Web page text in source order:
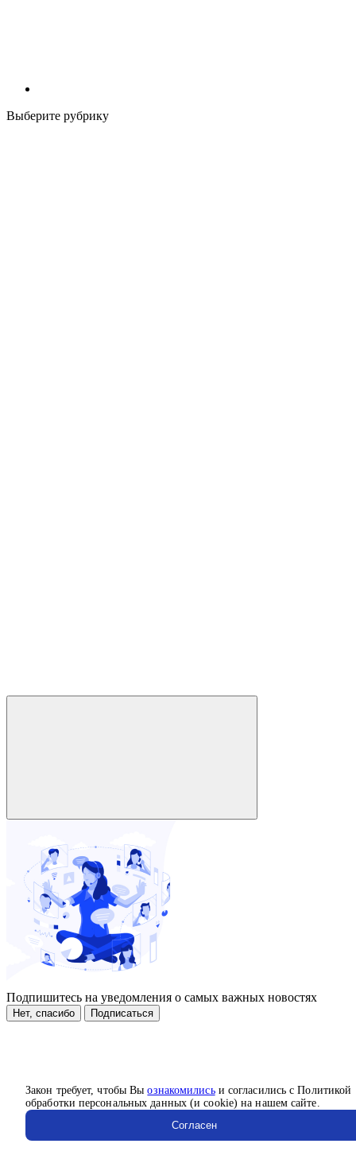
Закон требует, чтобы Выознакомилисьи согласились с Политикой
обработки персональных данных (и cookie) на нашем сайте.
Согласен
Выберите рубрику
Подпишитесь на уведомления о самых важных новостях
Нет, спасибо Подписаться